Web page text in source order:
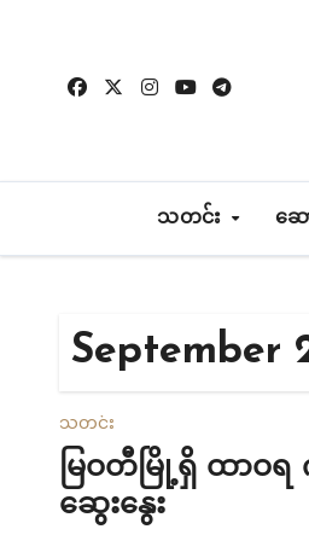
content
သတင်း ဆေ
September
သတင်း
မြဝတီမြို့ရှိ ထာဝ
ဆွေးနွေး